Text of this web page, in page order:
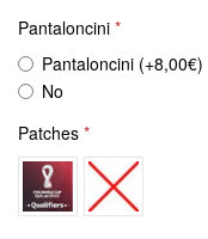
Pantaloncini
Pantaloncini (+8,00€)
No
Patches